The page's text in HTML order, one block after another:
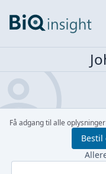
Få adgang til alle